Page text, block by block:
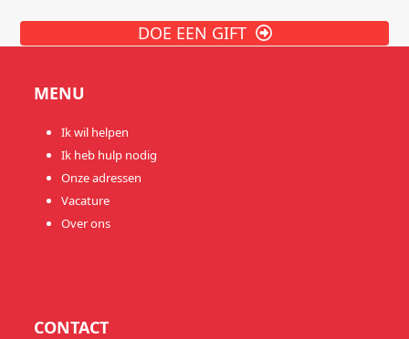
DOE EEN GIFT
MENU
Ik wil helpen
Ik heb hulp nodig
Onze adressen
Vacature
Over ons
CONTACT